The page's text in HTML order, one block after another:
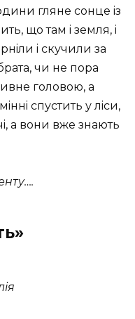
гляне сонце iз
що там i земля, i
i скучили за
чи не пора
головою, а
спустить у лiси,
а вони вже знають